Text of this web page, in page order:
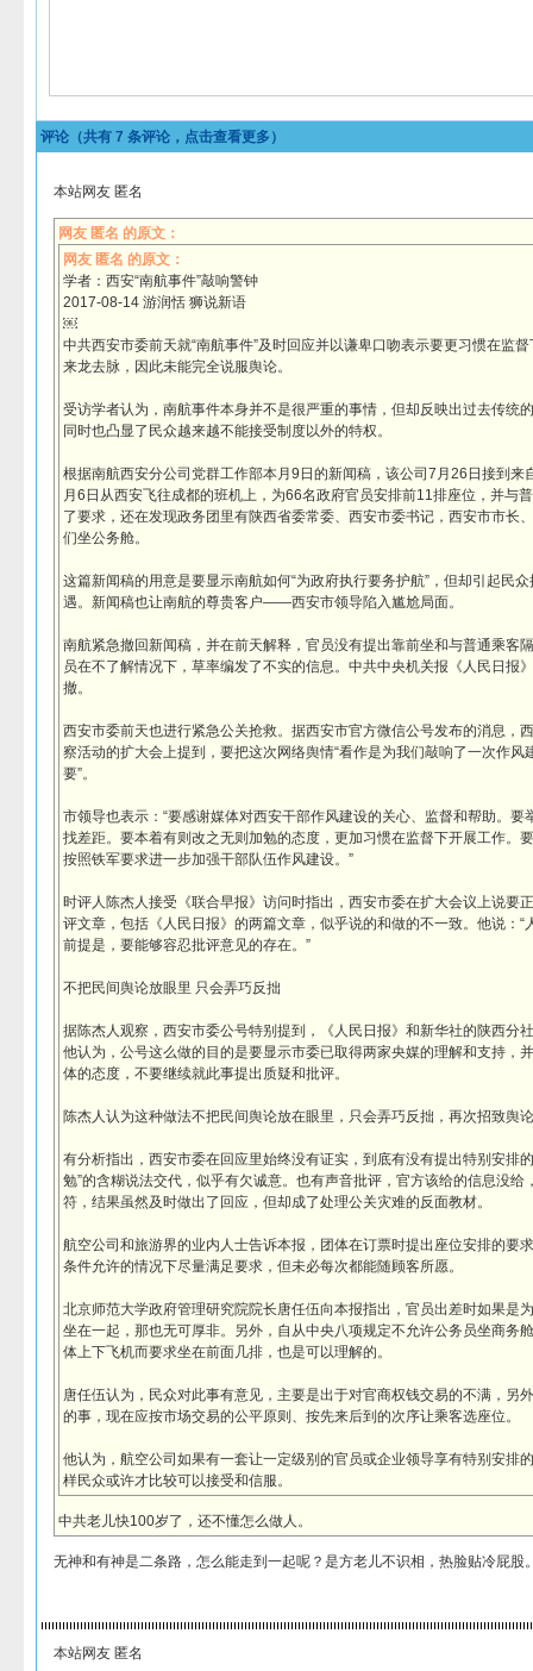
评论（共有 7 条评论，点击查看更多）
本站网友 匿名
网友 匿名 的原文：
网友 匿名 的原文：
学者：西安“南航事件”敲响警钟
2017-08-14 游润恬 狮说新语
￼
中共西安市委前天就“南航事件”及时回应并以谦卑口吻表示要更习惯在监
来龙去脉，因此未能完全说服舆论。
受访学者认为，南航事件本身并不是很严重的事情，但却反映出过去传统
同时也凸显了民众越来越不能接受制度以外的特权。
根据南航西安分公司党群工作部本月9日的新闻稿，该公司7月26日接到来
月6日从西安飞往成都的班机上，为66名政府官员安排前11排座位，并与
了要求，还在发现政务团里有陕西省委常委、西安市委书记，西安市市长
们坐公务舱。
这篇新闻稿的用意是要显示南航如何“为政府执行要务护航”，但却引起民
遇。新闻稿也让南航的尊贵客户——西安市领导陷入尴尬局面。
南航紧急撤回新闻稿，并在前天解释，官员没有提出靠前坐和与普通乘客
员在不了解情况下，草率编发了不实的信息。中共中央机关报《人民日报
撤。
西安市委前天也进行紧急公关抢救。据西安市官方微信公号发布的消息，
察活动的扩大会上提到，要把这次网络舆情“看作是为我们敲响了一次作风
要”。
市领导也表示：“要感谢媒体对西安干部作风建设的关心、监督和帮助。要
找差距。要本着有则改之无则加勉的态度，更加习惯在监督下开展工作。
按照铁军要求进一步加强干部队伍作风建设。”
时评人陈杰人接受《联合早报》访问时指出，西安市委在扩大会议上说要
评文章，包括《人民日报》的两篇文章，似乎说的和做的不一致。他说：“
前提是，要能够容忍批评意见的存在。”
不把民间舆论放眼里 只会弄巧反拙
据陈杰人观察，西安市委公号特别提到，《人民日报》和新华社的陕西分
他认为，公号这么做的目的是要显示市委已取得两家央媒的理解和支持，
体的态度，不要继续就此事提出质疑和批评。
陈杰人认为这种做法不把民间舆论放在眼里，只会弄巧反拙，再次招致舆
有分析指出，西安市委在回应里始终没有证实，到底有没有提出特别安排
勉”的含糊说法交代，似乎有欠诚意。也有声音批评，官方该给的信息没给
符，结果虽然及时做出了回应，但却成了处理公关灾难的反面教材。
航空公司和旅游界的业内人士告诉本报，团体在订票时提出座位安排的要
条件允许的情况下尽量满足要求，但未必每次都能随顾客所愿。
北京师范大学政府管理研究院院长唐任伍向本报指出，官员出差时如果是
坐在一起，那也无可厚非。另外，自从中央八项规定不允许公务员坐商务
体上下飞机而要求坐在前面几排，也是可以理解的。
唐任伍认为，民众对此事有意见，主要是出于对官商权钱交易的不满，另
的事，现在应按市场交易的公平原则、按先来后到的次序让乘客选座位。
他认为，航空公司如果有一套让一定级别的官员或企业领导享有特别安排
样民众或许才比较可以接受和信服。
中共老儿快100岁了，还不懂怎么做人。
无神和有神是二条路，怎么能走到一起呢？是方老儿不识相，热脸贴冷屁股
本站网友 匿名